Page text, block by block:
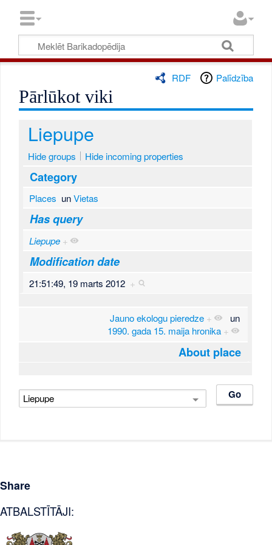
RDF Palīdzība
Pārlūkot viki
Liepupe
Hide groups Hide incoming properties
Category
Places unVietas
Has query
Liepupe +
Modification date
21:51:49, 19 marts 2012 +
Jauno ekologu pieredze +
un
1990. gada 15. maija hronika +
About place
Share
ATBALSTĪTĀJI: